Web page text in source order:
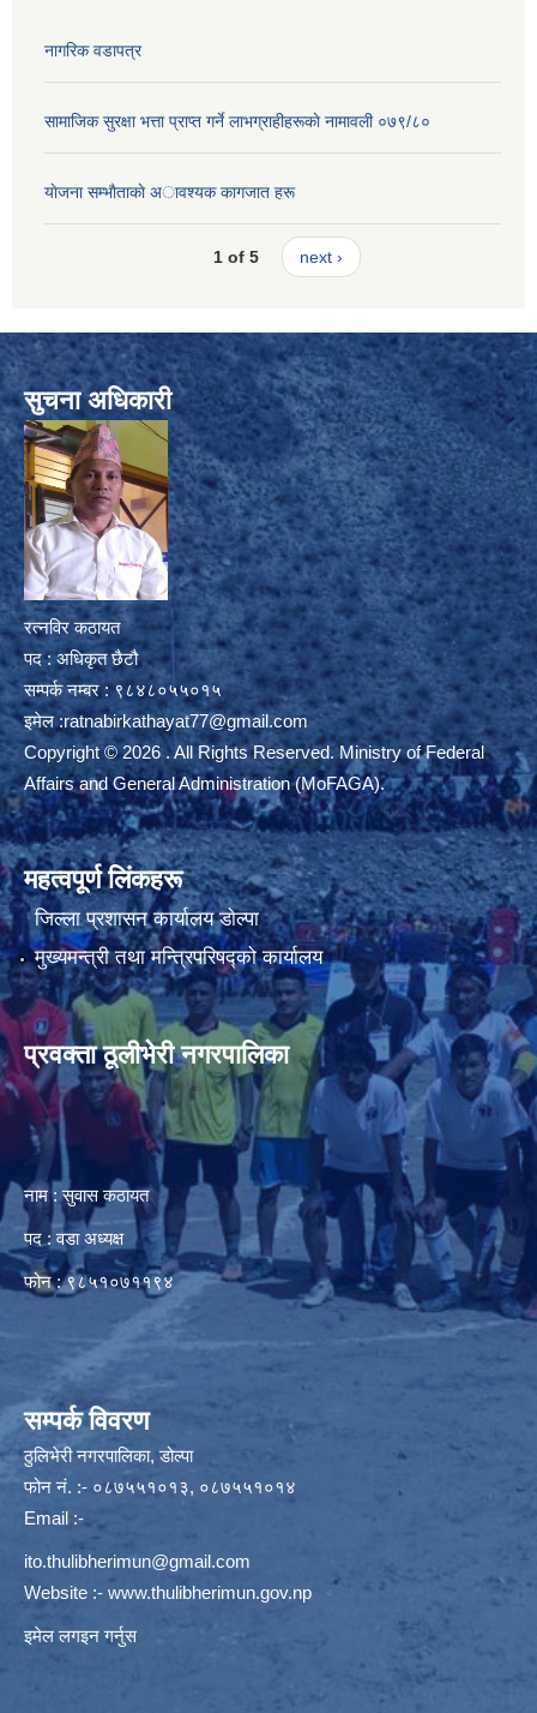
नागरिक वडापत्र
सामाजिक सुरक्षा भत्ता प्राप्त गर्ने लाभग्राहीहरूकाे नामावली ०७९/८०
याेजना सम्भाैताकाे अावश्यक कागजात हरू
1 of 5 next ›
सुचना अधिकारी
रत्नविर कठायत
पद : अधिकृत छैटौ
सम्पर्क नम्बर : ९८४८०५५०१५
इमेल :ratnabirkathayat77@gmail.com
Copyright © 2026 . All Rights Reserved. Ministry of Federal
Affairs and General Administration (MoFAGA).
महत्वपूर्ण लिंकहरू
जिल्ला प्रशासन कार्यालय डाेल्पा
मुख्यमन्त्री तथा मन्त्रिपरिषद्को कार्यालय
प्रवक्ता ठूलीभेरी नगरपालिका
नाम : सुवास कठायत
पद : वडा अध्यक्ष
फोन : ९८५१०७११९४
सम्पर्क विवरण
ठुलिभेरी नगरपालिका, डोल्पा
फोन नं. :- ०८७५५१०१३, ०८७५५१०१४
Email :-
ito.thulibherimun@gmail.com
Website :- www.thulibherimun.gov.np
इमेल लगइन गर्नुस